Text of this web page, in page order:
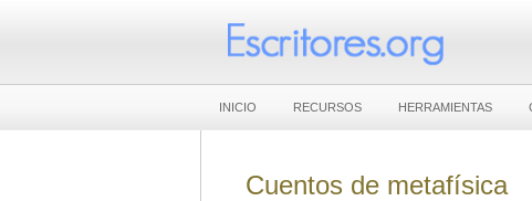
INICIO RECURSOS HERRAMIENTAS
Cuentos de metafísica